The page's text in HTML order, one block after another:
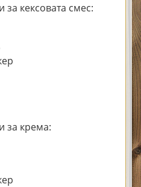
кексовата смес:
за крема: